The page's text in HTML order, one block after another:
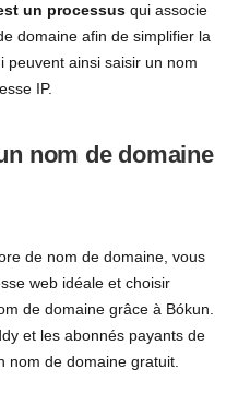
un processus qui associe
domaine afin de simplifier la
peuvent ainsi saisir un nom
IP.
nom de domaine
de nom de domaine, vous
web idéale et choisir
de domaine grâce à Bókun.
et les abonnés payants de
nom de domaine gratuit.